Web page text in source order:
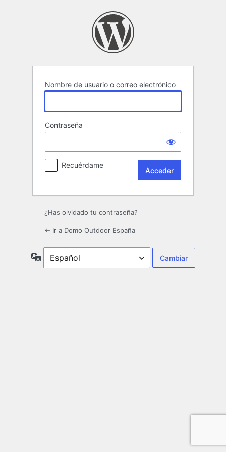
Nombre de usuario o correo electrónico
Contraseña
Recuérdame
¿Has olvidado tu contraseña?
← Ir a Domo Outdoor España
Idioma